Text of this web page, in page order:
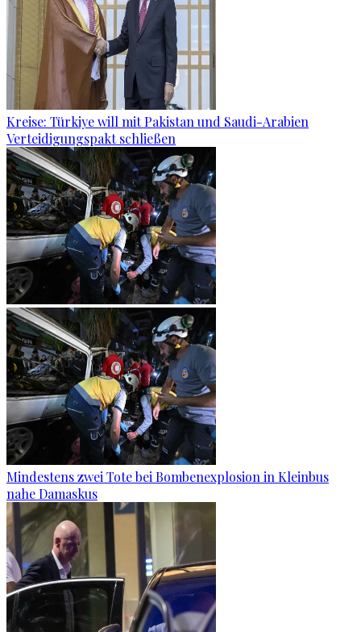
Kreise: Türkiye will mit Pakistan und Saudi-Arabien
Verteidigungspakt schließen
Mindestens zwei Tote bei Bombenexplosion in Kleinbus
nahe Damaskus